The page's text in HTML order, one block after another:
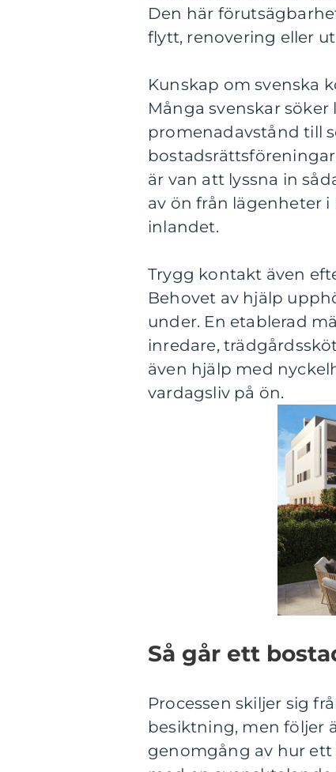
Den här
flytt, renovering eller
Kunskap om svenska
Många svenskar
promenadavstånd till
är van att lyssna in
av ön från lägenheter
inlandet.
Trygg kontakt även
Behovet av hjälp
under. En etablerad
inredare,
även hjälp med
vardagsliv på ön.
Så går ett
Processen skiljer sig
besiktning, men följer
genomgång av hur ett